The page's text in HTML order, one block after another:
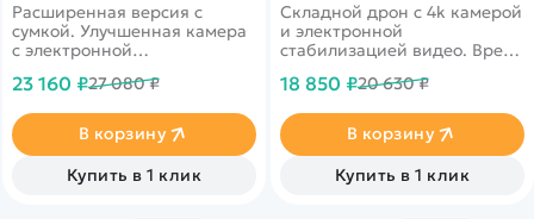
Расширенная версия с
сумкой. Улучшенная камера
с электронной
изображения. 4k камера
разрешении
3840x2160@30Fps.
23 160 ₽27 080 ₽
В корзину
Купить в 1 клик
Складной дрон с 4k камерой
и электронной
стабилизацией видео. Время
Дальность более 600
40 км/ч!
18 850 ₽20 630 ₽
В корзину
Купить в 1 клик